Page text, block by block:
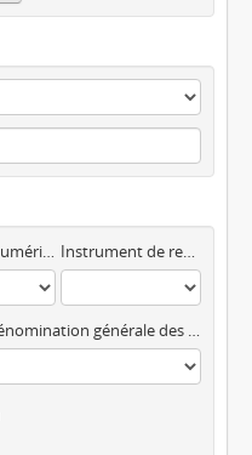
Document numérique disponible Instrument de recherche
Dénomination générale des documents